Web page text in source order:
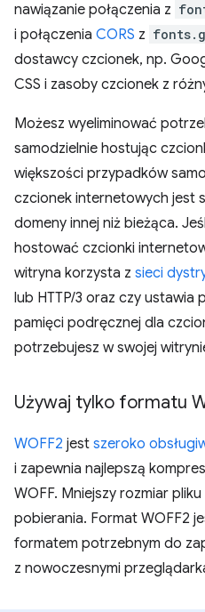
nawiązanie połączenia z
i połączenia CORS z
dostawcy czcionek, np.
CSS i zasoby czcionek z
Możesz wyeliminować
samodzielnie hostując
większości przypadków
czcionek internetowych jest
domeny innej niż bieżąca.
hostować czcionki
witryna korzysta z sieci
lub HTTP/3 oraz czy ustawia
pamięci podręcznej dla
potrzebujesz w swojej
Używaj tylko formatu
WOFF2 jest szeroko
i zapewnia najlepszą
WOFF. Mniejszy rozmiar
pobierania. Format WOFF2
formatem potrzebnym do
z nowoczesnymi